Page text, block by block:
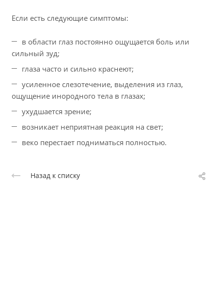
Если есть следующие симптомы:
в области глаз постоянно ощущается боль или
сильный зуд;
глаза часто и сильно краснеют;
усиленное слезотечение, выделения из глаз,
ощущение инородного тела в глазах;
ухудшается зрение;
возникает неприятная реакция на свет;
веко перестает подниматься полностью.
Назад к списку